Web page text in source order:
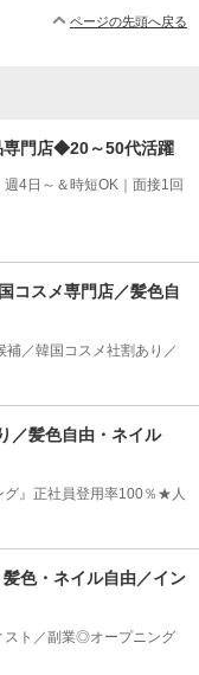
ページの先頭へ戻る
専門店◆20～50代活躍
4日～＆時短OK｜面接1回
コスメ専門店／髪色自
補／韓国コスメ社割あり／
／髪色自由・ネイル
グ』正社員登用率100％★人
色・ネイル自由／イン
スト／副業◎オープニング